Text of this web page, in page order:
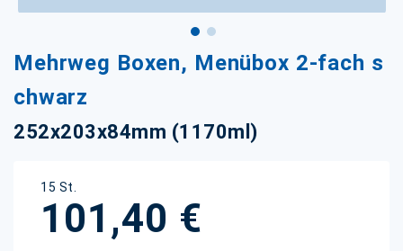
Mehrweg Boxen, Menübox 2-fach s
chwarz
252x203x84mm (1170ml)
15 St.
101,40 €
Anfang
der
Bildgalerie
springen